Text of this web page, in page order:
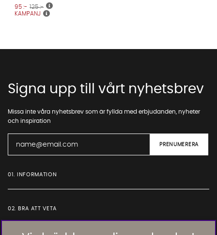
KAMPANJ
95 :- 125 :-
Signa upp till vårt nyhetsbrev
Missa inte våra nyhetsbrev som är fyllda med erbjudanden, nyheter
och inspiration
01. INFORMATION
02. BRA ATT VETA